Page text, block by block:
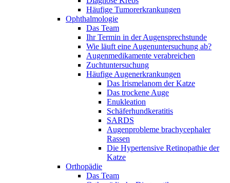
Häufige Tumorerkrankungen
Ophthalmologie
Das Team
Ihr Termin in der Augensprechstunde
Wie läuft eine Augenuntersuchung ab?
Augenmedikamente verabreichen
Zuchtuntersuchung
Häufige Augenerkrankungen
Das Irismelanom der Katze
Das trockene Auge
Enukleation
Schäferhundkeratitis
SARDS
Augenprobleme brachycephaler
Rassen
Die Hypertensive Retinopathie der
Katze
Orthopädie
Das Team